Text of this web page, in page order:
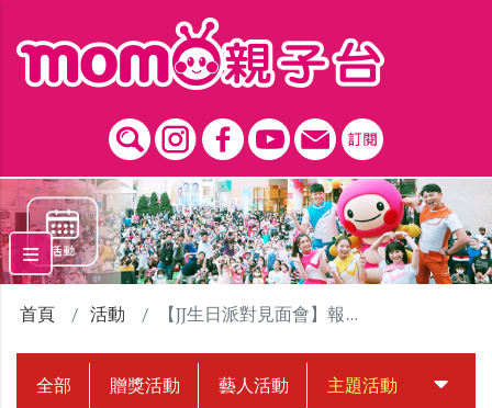
首頁 活動 【JJ生日派對見面會】報名活動
全部 贈獎活動 藝人活動 主題活動 中獎名